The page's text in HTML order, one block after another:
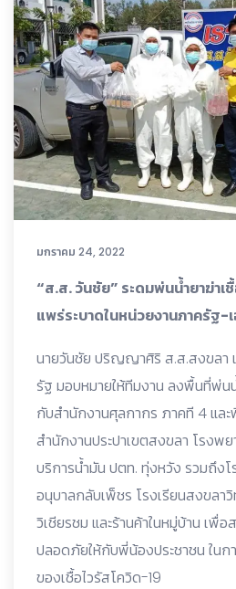
มกราคม 24, 2022
“ส.ส. วันชัย” ระดมพ่นน้ำยาฆ่าเ
แพร่ระบาดในหน่วยงานภาครัฐ-
นายวันชัย ปริญญาศิริ ส.ส.สงขลา
รัฐ มอบหมายให้ทีมงาน ลงพื้นที่พ่น
กับสำนักงานศุลกากร ภาคที 4 แล
สำนักงานประปาเขตสงขลา โรงพ
บริการน้ำมัน ปตท. ทุ่งหวัง รวมถึงโ
อนุบาลกลับเพ็ชร โรงเรียนสงขลา
วิเชียรชม และร้านค้าในหมู่บ้าน เพื่
ปลอดภัยให้กับพี่น้องประชาชน ในก
ของเชื้อไวรัสโควิด-19